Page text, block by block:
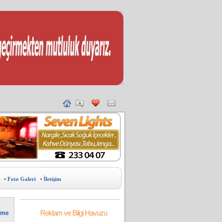
• Foto Galeri • İletişim
Reklam ve Bilgi Havuzu